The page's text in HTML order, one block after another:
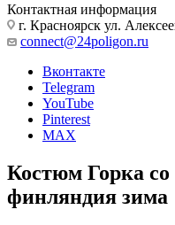
Контактная информация
г. Красноярск ул.
connect@24poligon.ru
Вконтакте
Telegram
YouTube
Pinterest
MAX
Костюм Горка
финляндия зима